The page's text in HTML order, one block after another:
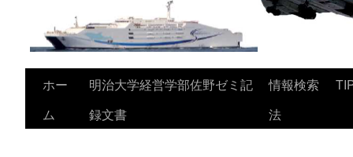
ホー
ム
明治大学経営学部佐野ゼミ記
録文書
情報検索
法